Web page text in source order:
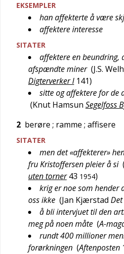
EKSEMPLER
han affekterte å være
affektere interesse
SITATER
affektere en beundring,
afspændte miner (J.S.
Digterverker I 141)
sitte og affektere for de
(Knut Hamsun Segelfoss
2 berøre ; ramme ; affisere
SITATER
men det «affekterer»
fru Kristoffersen pleier å si
uten torner 43 1954)
krig er noe som hender
oss ikke (Jan Kjærstad
å bli intervjuet til den
meg på noen måte (A-
rundt 400 millioner
forørkningen (Aftenposten